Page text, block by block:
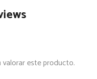
valorar este producto.